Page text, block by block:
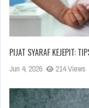
PIJAT SYARAF KEJEPIT:
Jun 4, 2026 214 Views